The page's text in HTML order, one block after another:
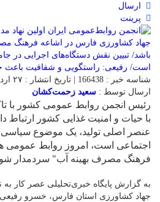
ارسال
پرینت
ارسال توسط : سعید زحمت‌کشان
رئیس انجمن روابط عمومی کشور با
با حیات و امنیت غذایی کشور ارتباط
عنصر اصلی تولید، یک موضوع
اجتماعی است، امروز روابط عمومی
فرهنگ مصرف بهینه آب" سردمدار
به گزارش پایگاه خبری‌تحلیلی عصر کار
جهاد کشاورزی استان فارس، خسرو رفیعی